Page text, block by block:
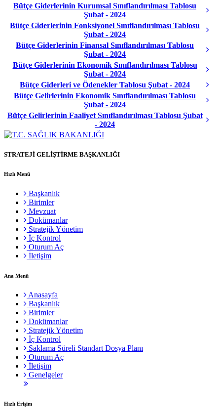
Bütçe Giderlerinin Kurumsal Sınıflandırılması Tablosu
Şubat - 2024
Bütçe Giderlerinin Fonksiyonel Sınıflandırılması Tablosu
Şubat - 2024
Bütçe Giderlerinin Finansal Sınıflandırılması Tablosu
Şubat - 2024
Bütçe Giderlerinin Ekonomik Sınıflandırılması Tablosu
Şubat - 2024
Bütçe Giderleri ve Ödenekler Tablosu Şubat - 2024
Bütçe Gelirlerinin Ekonomik Sınıflandırılması Tablosu
Şubat - 2024
Bütçe Gelirlerinin Faaliyet Sınıflandırılması Tablosu Şubat
- 2024
STRATEJİ GELİŞTİRME BAŞKANLIĞI
Hızlı Menü
Başkanlık
Birimler
Mevzuat
Dokümanlar
Stratejik Yönetim
İç Kontrol
Oturum Aç
İletişim
Ana Menü
Anasayfa
Başkanlık
Birimler
Dokümanlar
Stratejik Yönetim
İç Kontrol
Saklama Süreli Standart Dosya Planı
Oturum Aç
İletişim
Genelgeler
Hızlı Erişim